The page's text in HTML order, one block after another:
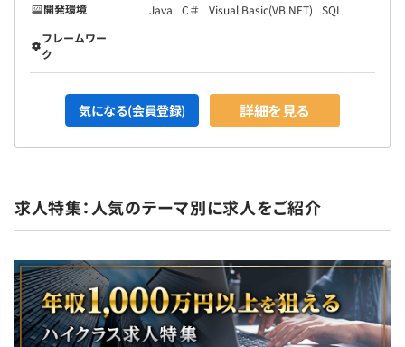
開発環境
Java C＃ Visual Basic(VB.NET)
SQL
フレームワー
ク
気になる(会員登録) 詳細を見る
求人特集：人気のテーマ別に求人をご紹介